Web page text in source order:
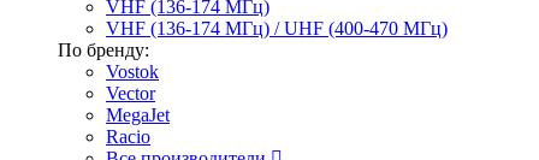
VHF (136-174 МГц)
VHF (136-174 МГц) / UHF (400-470 МГц)
По бренду:
Vostok
Vector
MegaJet
Racio